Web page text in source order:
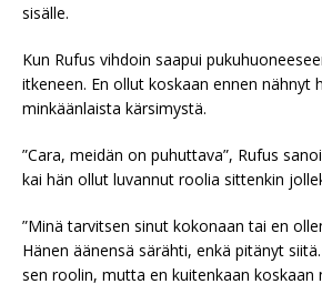
sisälle.
Kun Rufus vihdoin saapui
itkeneen. En ollut koskaan ennen nähnyt
minkäänlaista kärsimystä.
”Cara, meidän on puhuttava”, Rufus
kai hän ollut luvannut roolia sittenkin
”Minä tarvitsen sinut kokonaan tai en
Hänen äänensä särähti, enkä pitänyt
sen roolin, mutta en kuitenkaan koskaan